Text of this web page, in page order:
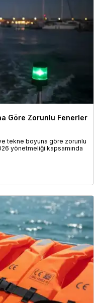
Göre Zorunlu Fenerler
tekne boyuna göre zorunlu
yönetmeliği kapsamında